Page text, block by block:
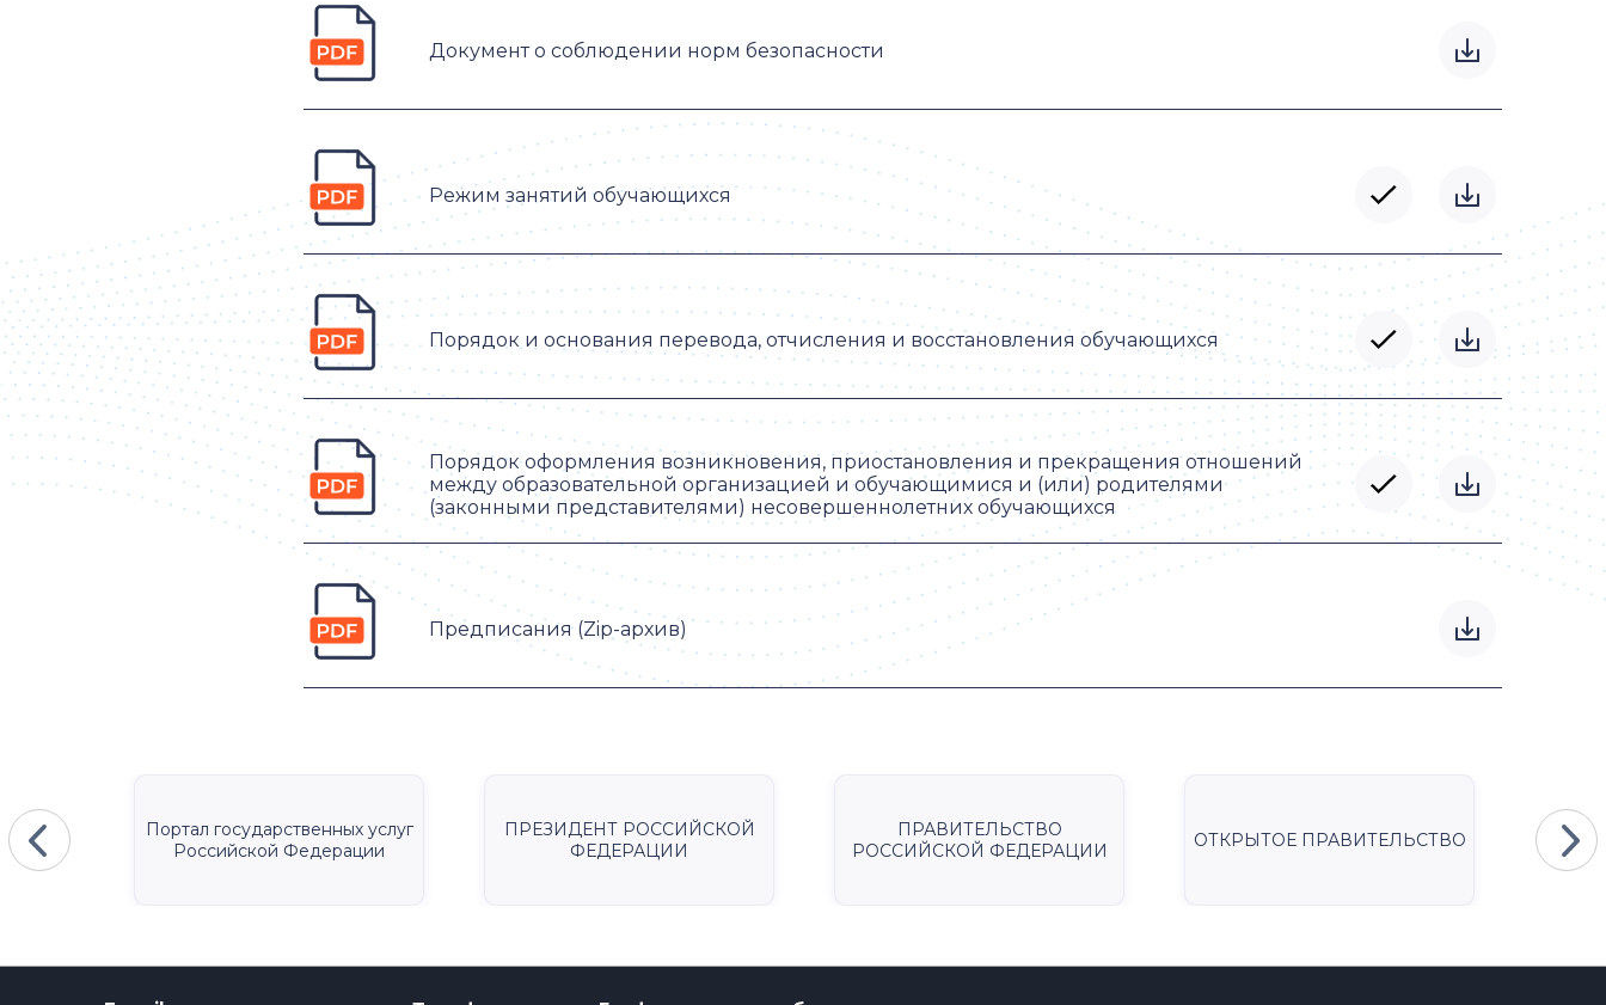
Документ о соблюдении норм безопасности
Режим занятий обучающихся
Порядок и основания перевода, отчисления и восстановления обучающихся
Порядок оформления возникновения, приостановления и прекращения отношений
между образовательной организацией и обучающимися и (или) родителями
(законными представителями) несовершеннолетних обучающихся
Предписания (Zip-архив)
Портал государственных услуг
Российской Федерации
ПРЕЗИДЕНТ РОССИЙСКОЙ
ФЕДЕРАЦИИ
ПРАВИТЕЛЬСТВО
РОССИЙСКОЙ ФЕДЕРАЦИИ
ОТКРЫТОЕ ПРАВИТЕЛЬСТВО